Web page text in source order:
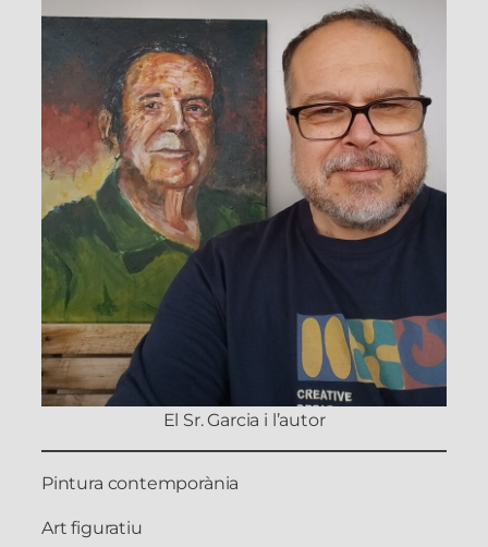
El Sr. Garcia i l’autor
Pintura contemporània
Art figuratiu